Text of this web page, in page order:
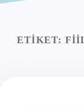
ETIKET: